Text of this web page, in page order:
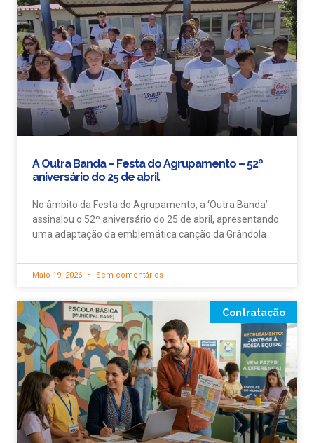
A Outra Banda – Festa do Agrupamento – 52º
aniversário do 25 de abril
No âmbito da Festa do Agrupamento, a ‘Outra Banda’
assinalou o 52º aniversário do 25 de abril, apresentando
uma adaptação da emblemática canção da Grândola
Maio 19, 2026 Sem comentários
Contratação